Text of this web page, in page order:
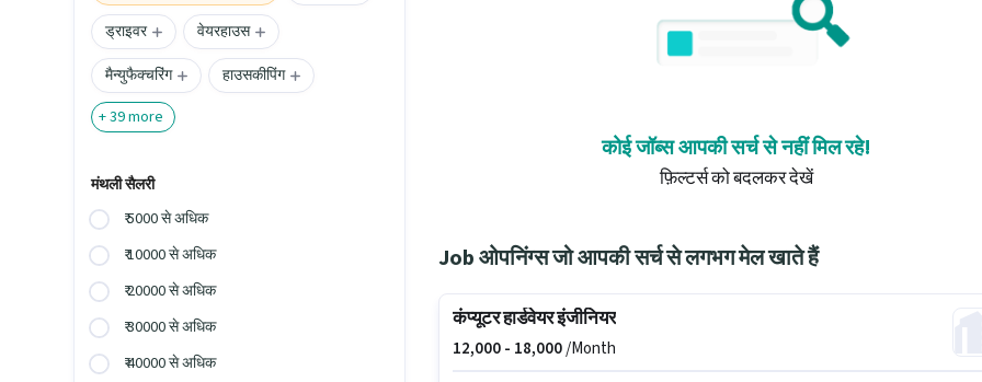
ड्राइवर
वेयरहाउस
मैन्युफैक्चरिंग
हाउसकीपिंग
+39more
मंथली सैलरी
₹ 5000 से अधिक
₹ 10000 से अधिक
₹ 20000 से अधिक
₹ 30000 से अधिक
₹ 40000 से अधिक
कोई जॉब्स आपकी सर्च से नहीं मिल रहे!
फ़िल्टर्स को बदलकर देखें
Job ओपनिंग्स जो आपकी सर्च से लगभग मेल खाते हैं
कंप्यूटर हार्डवेयर इंजीनियर
12,000 - 18,000/Month